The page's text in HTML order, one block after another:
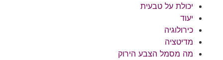
יכולת על טבעית
יעוד
כירולוגיה
מדיטציה
מה מסמל הצבע הירוק